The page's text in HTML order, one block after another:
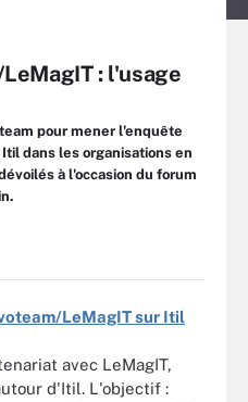
: l'usage
pour mener l'enquête
dans les organisations en
à l'occasion du forum
LeMagIT sur Itil
avec LeMagIT,
d'Itil. L'objectif :